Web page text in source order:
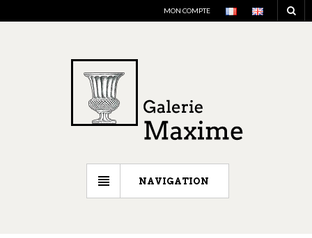
MON COMPTE
NAVIGATION